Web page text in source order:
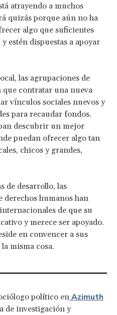
atrayendo a muchos
quizás porque aún no ha
algo que suficientes
estén dispuestas a apoyar
las agrupaciones de
que contratar una nueva
vínculos sociales nuevos y
para recaudar fondos.
descubrir un mejor
puedan ofrecer algo tan
chicos y grandes,
de desarrollo, las
derechos humanos han
de que su
y merece ser apoyado.
en convencer a sus
misma cosa.
político en Azimuth
de investigación y